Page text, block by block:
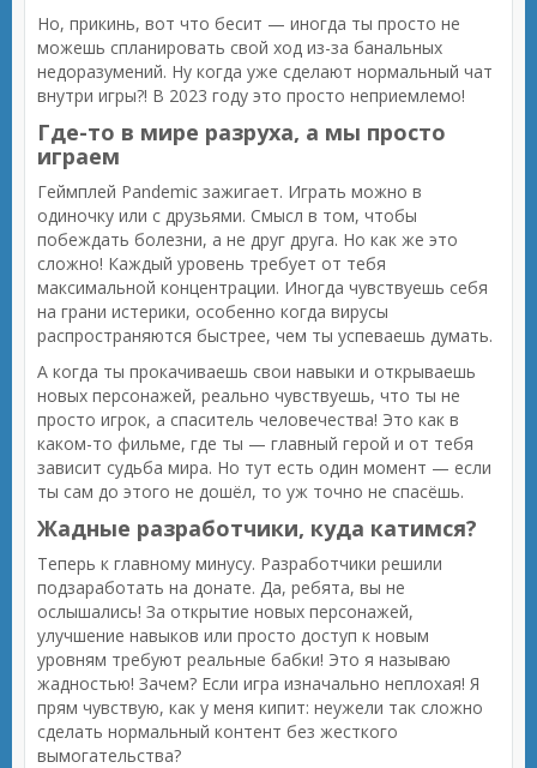
Но, прикинь, вот что бесит — иногда ты просто не
можешь спланировать свой ход из-за банальных
недоразумений. Ну когда уже сделают нормальный чат
внутри игры?! В 2023 году это просто неприемлемо!
Где-то в мире разруха, а мы просто
играем
Геймплей Pandemic зажигает. Играть можно в
одиночку или с друзьями. Смысл в том, чтобы
побеждать болезни, а не друг друга. Но как же это
сложно! Каждый уровень требует от тебя
максимальной концентрации. Иногда чувствуешь себя
на грани истерики, особенно когда вирусы
распространяются быстрее, чем ты успеваешь думать.
А когда ты прокачиваешь свои навыки и открываешь
новых персонажей, реально чувствуешь, что ты не
просто игрок, а спаситель человечества! Это как в
каком-то фильме, где ты — главный герой и от тебя
зависит судьба мира. Но тут есть один момент — если
ты сам до этого не дошёл, то уж точно не спасёшь.
Жадные разработчики, куда катимся?
Теперь к главному минусу. Разработчики решили
подзаработать на донате. Да, ребята, вы не
ослышались! За открытие новых персонажей,
улучшение навыков или просто доступ к новым
уровням требуют реальные бабки! Это я называю
жадностью! Зачем? Если игра изначально неплохая! Я
прям чувствую, как у меня кипит: неужели так сложно
сделать нормальный контент без жесткого
вымогательства?